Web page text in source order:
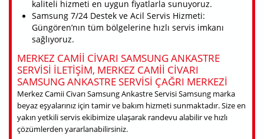
kaliteli hizmeti en uygun fiyatlarla sunuyoruz.
Samsung 7/24 Destek ve Acil Servis Hizmeti:
Güngören’nın tüm bölgelerine hızlı servis imkanı
sağlıyoruz.
MERKEZ CAMII CIVARI SAMSUNG ANKASTRE
SERVISI ILETIŞIM, MERKEZ CAMII CIVARI
SAMSUNG ANKASTRE SERVISI ÇAĞRI MERKEZI
Merkez Camii Civarı Samsung Ankastre Servisi Samsung marka
beyaz eşyalarınız için tamir ve bakım hizmeti sunmaktadır. Size en
yakın yetkili servis ekibimize ulaşarak randevu alabilir ve hızlı
çözümlerden yararlanabilirsiniz.